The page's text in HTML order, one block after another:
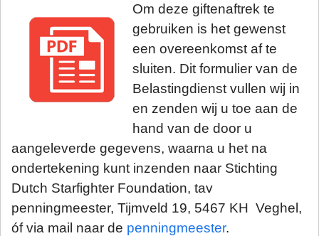
Om deze giftenaftrek te
gebruiken is het gewenst
een overeenkomst af te
sluiten. Dit formulier van de
Belastingdienst vullen wij in
en zenden wij u toe aan de
hand van de door u
aangeleverde gegevens, waarna u het na
ondertekening kunt inzenden naar Stichting
Dutch Starfighter Foundation, tav
penningmeester, Tijmveld 19, 5467 KH Veghel,
óf via mail naar de penningmeester.